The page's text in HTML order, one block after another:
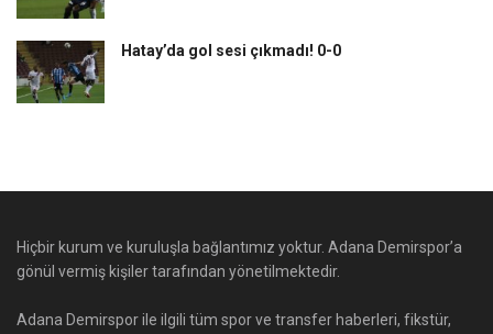
Hatay’da gol sesi çıkmadı! 0-0
Hiçbir kurum ve kuruluşla bağlantımız yoktur. Adana Demirspor’a
gönül vermiş kişiler tarafından yönetilmektedir.
Adana Demirspor ile ilgili tüm spor ve transfer haberleri, fikstür,